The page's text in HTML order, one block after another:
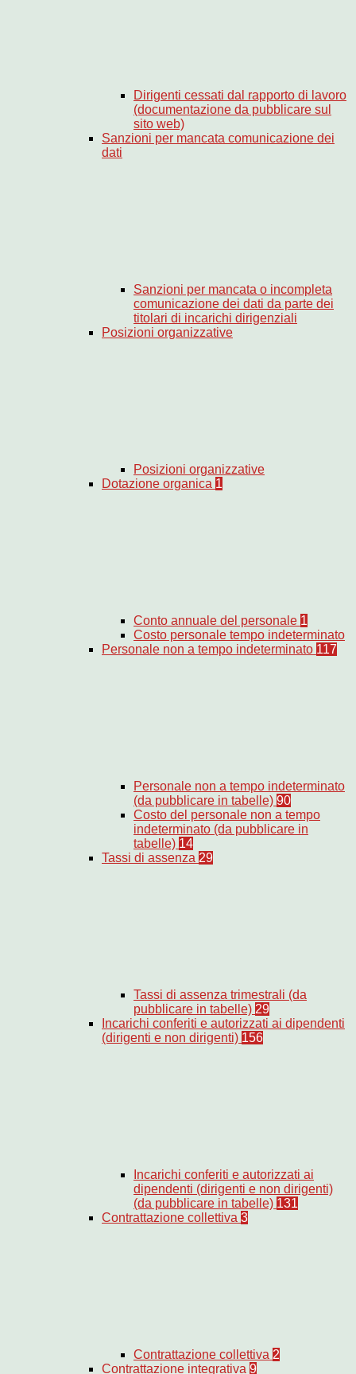
Dirigenti cessati dal rapporto di lavoro
(documentazione da pubblicare sul
sito web)
Sanzioni per mancata comunicazione dei
dati
Sanzioni per mancata o incompleta
comunicazione dei dati da parte dei
titolari di incarichi dirigenziali
Posizioni organizzative
Posizioni organizzative
Dotazione organica 1
Conto annuale del personale 1
Costo personale tempo indeterminato
Personale non a tempo indeterminato 117
Personale non a tempo indeterminato
(da pubblicare in tabelle) 90
Costo del personale non a tempo
indeterminato (da pubblicare in
tabelle) 14
Tassi di assenza 29
Tassi di assenza trimestrali (da
pubblicare in tabelle) 29
Incarichi conferiti e autorizzati ai dipendenti
(dirigenti e non dirigenti) 156
Incarichi conferiti e autorizzati ai
dipendenti (dirigenti e non dirigenti)
(da pubblicare in tabelle) 131
Contrattazione collettiva 3
Contrattazione collettiva 2
Contrattazione integrativa 9